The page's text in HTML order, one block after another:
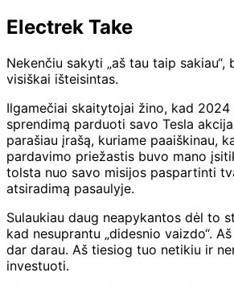
Electrek Take
Nekenčiu sakyti „aš tau taip sakiau“,
visiškai išteisintas.
Ilgamečiai skaitytojai žino, kad 2024
sprendimą parduoti savo Tesla
parašiau įrašą, kuriame paaiškinau,
pardavimo priežastis buvo mano
tolsta nuo savo misijos paspartinti
atsiradimą pasaulyje.
Sulaukiau daug neapykantos dėl to
kad nesuprantu „didesnio vaizdo“.
dar darau. Aš tiesiog tuo netikiu ir
investuoti.